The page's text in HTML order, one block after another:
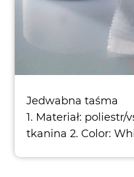
Jedwabna taśma
1. Materiał: poliestr/
tkanina 2. Color: